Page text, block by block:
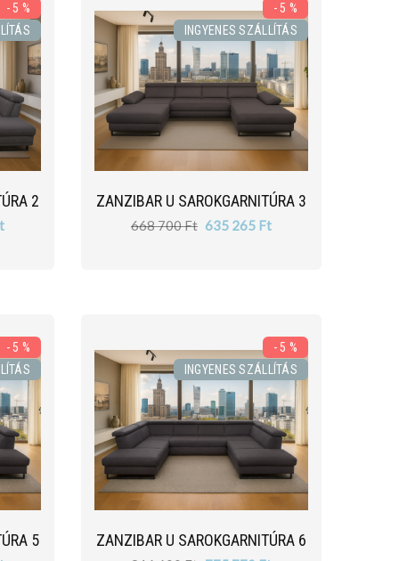
2
- 5 %
ZANZIBAR U SAROKGARNITÚRA 3
668 700 Ft 635 265 Ft
- 5 %
INGYENES SZÁLLÍTÁS
5
- 5 %
ZANZIBAR U SAROKGARNITÚRA 6
- 5 %
INGYENES SZÁLLÍTÁS